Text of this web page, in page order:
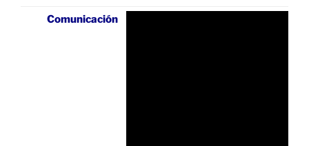
Comunicación